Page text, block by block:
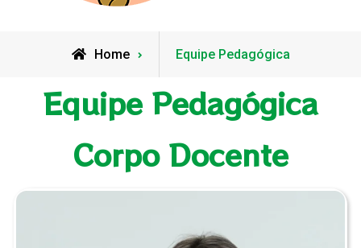
CEI Maria de Nazaré
Home Equipe Pedagógica
Equipe Pedagógica
Corpo Docente